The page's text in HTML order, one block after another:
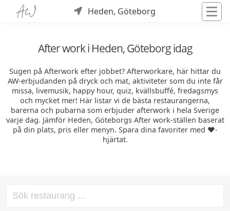
Heden, Göteborg
After work i Heden, Göteborg idag
Sugen på Afterwork efter jobbet? Afterworkare, här hittar du
AW-erbjudanden på dryck och mat, aktiviteter som du inte får
missa, livemusik, happy hour, quiz, kvällsbuffé, fredagsmys
och mycket mer! Här listar vi de bästa restaurangerna,
barerna och pubarna som erbjuder afterwork i hela Sverige
varje dag. Jämför Heden, Göteborgs After work-ställen baserat
på din plats, pris eller menyn. Spara dina favoriter med ❤️-
hjärtat.